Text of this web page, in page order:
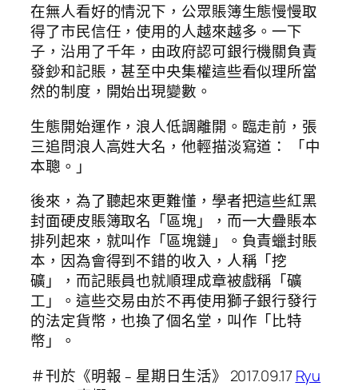
在無人看好的情況下，公眾賬簿生態慢慢取
得了市民信任，使用的人越來越多。一下
子，沿用了千年，由政府認可銀行機關負責
發鈔和記賬，甚至中央集權這些看似理所當
然的制度，開始出現變數。
生態開始運作，浪人低調離開。臨走前，張
三追問浪人高姓大名，他輕描淡寫道： 「中
本聰。」
後來，為了聽起來更難懂，學者把這些紅黑
封面硬皮賬簿取名「區塊」，而一大疊賬本
排列起來，就叫作「區塊鏈」。負責蠟封賬
本，因為會得到不錯的收入，人稱「挖
礦」，而記賬員也就順理成章被戲稱「礦
工」。這些交易由於不再使用獅子銀行發行
的法定貨幣，也換了個名堂，叫作「比特
幣」。
＃刊於《明報﹣星期日生活》 2017.09.17Ryu